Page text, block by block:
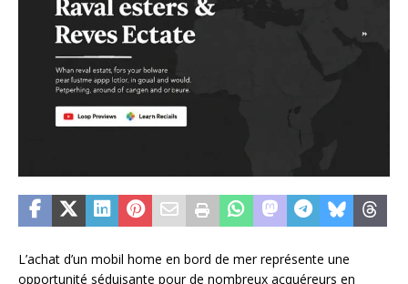
L’achat d’un mobil home en bord de mer représente une
opportunité séduisante pour de nombreux acquéreurs en